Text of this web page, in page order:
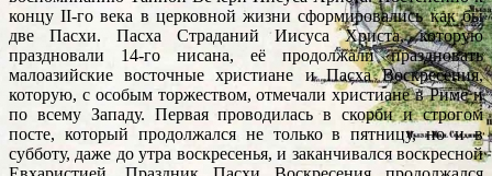
концу II-го века в церковной жизни сформировались как бы
две Пасхи. Пасха Страданий Иисуса Христа, которую
праздновали 14-го нисана, её продолжали праздновать
малоазийские восточные христиане и Пасха Воскресения,
которую, с особым торжеством, отмечали христиане в Риме и
по всему Западу. Первая проводилась в скорби и строгом
посте, который продолжался не только в пятницу, но и в
субботу, даже до утра воскресенья, и заканчивался воскресной